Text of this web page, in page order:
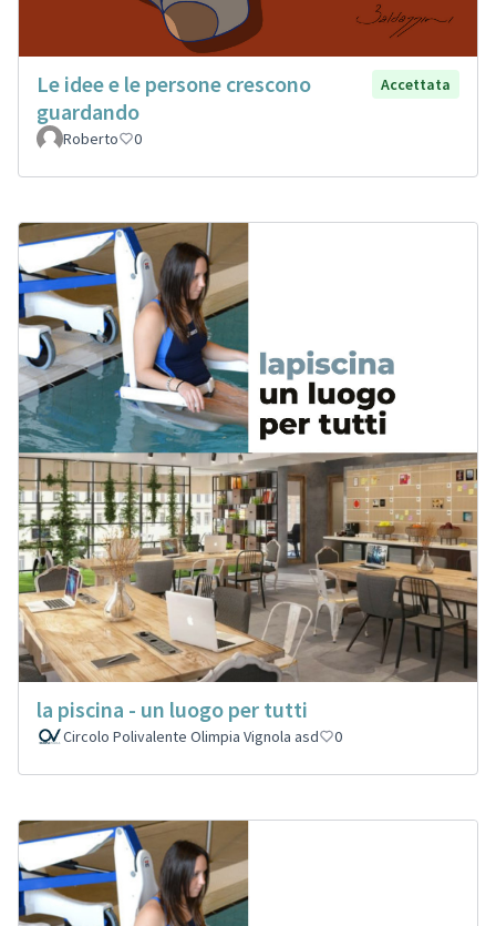
Le idee e le persone crescono
guardando
Accettata
Roberto 0
la piscina - un luogo per tutti
Circolo Polivalente Olimpia Vignola asd 0